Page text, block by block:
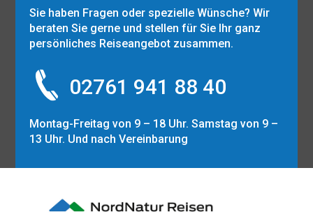
Sie haben Fragen oder spezielle Wünsche? Wir
beraten Sie gerne und stellen für Sie Ihr ganz
persönliches Reiseangebot zusammen.
02761 941 88 40
Montag-Freitag von 9 – 18 Uhr. Samstag von 9 –
13 Uhr. Und nach Vereinbarung